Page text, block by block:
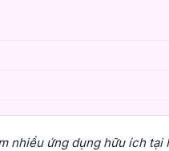
nhiều ứng dụng hữu ích tại